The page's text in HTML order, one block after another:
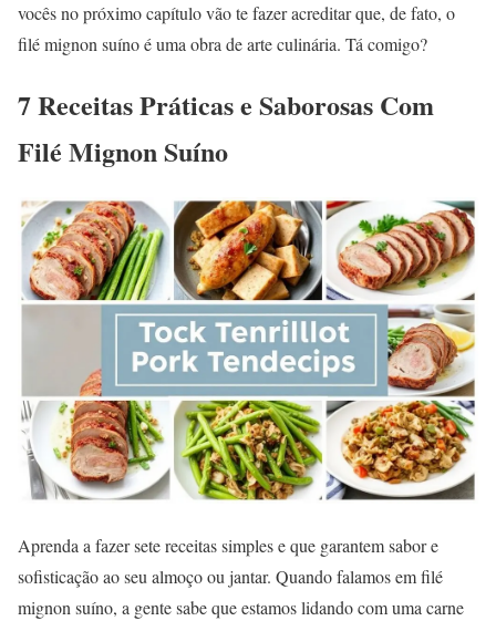
vocês no próximo capítulo vão te fazer acreditar que, de fato, o
filé mignon suíno é uma obra de arte culinária. Tá comigo?
7 Receitas Práticas e Saborosas Com
Filé Mignon Suíno
Aprenda a fazer sete receitas simples e que garantem sabor e
sofisticação ao seu almoço ou jantar. Quando falamos em filé
mignon suíno, a gente sabe que estamos lidando com uma carne